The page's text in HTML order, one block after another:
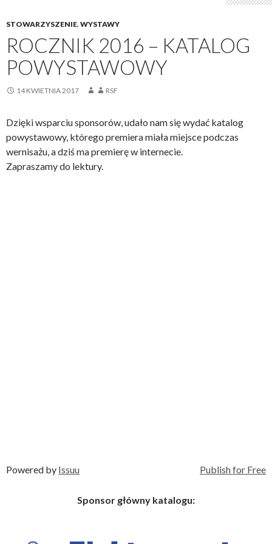
STOWARZYSZENIE, WYSTAWY
ROCZNIK 2016 – KATALOG
POWYSTAWOWY
14 KWIETNIA 2017 RSF
Dzięki wsparciu sponsorów, udało nam się wydać katalog
powystawowy, którego premiera miała miejsce podczas
wernisażu, a dziś ma premierę w internecie.
Zapraszamy do lektury.
Powered by Issuu Publish for Free
Sponsor główny katalogu: